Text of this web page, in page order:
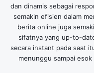
dan dinamis sebagai
semakin efisien dalam
berita online juga
sifatnya yang up-to-
secara instant pada saat
menunggu sampai